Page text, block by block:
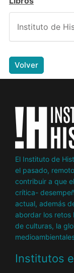
Instituto de
Volver
El Instituto de
el pasado,
contribuir a que
crítica-
actual, además
abordar los retos
de culturas, la
Institutos